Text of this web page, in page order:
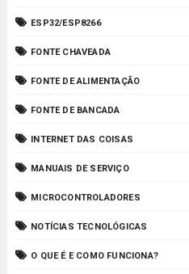
ESP32/ESP8266
FONTE CHAVEADA
FONTE DE ALIMENTAÇÃO
FONTE DE BANCADA
INTERNET DAS COISAS
MANUAIS DE SERVIÇO
MICROCONTROLADORES
NOTÍCIAS TECNOLÓGICAS
O QUE É E COMO FUNCIONA?